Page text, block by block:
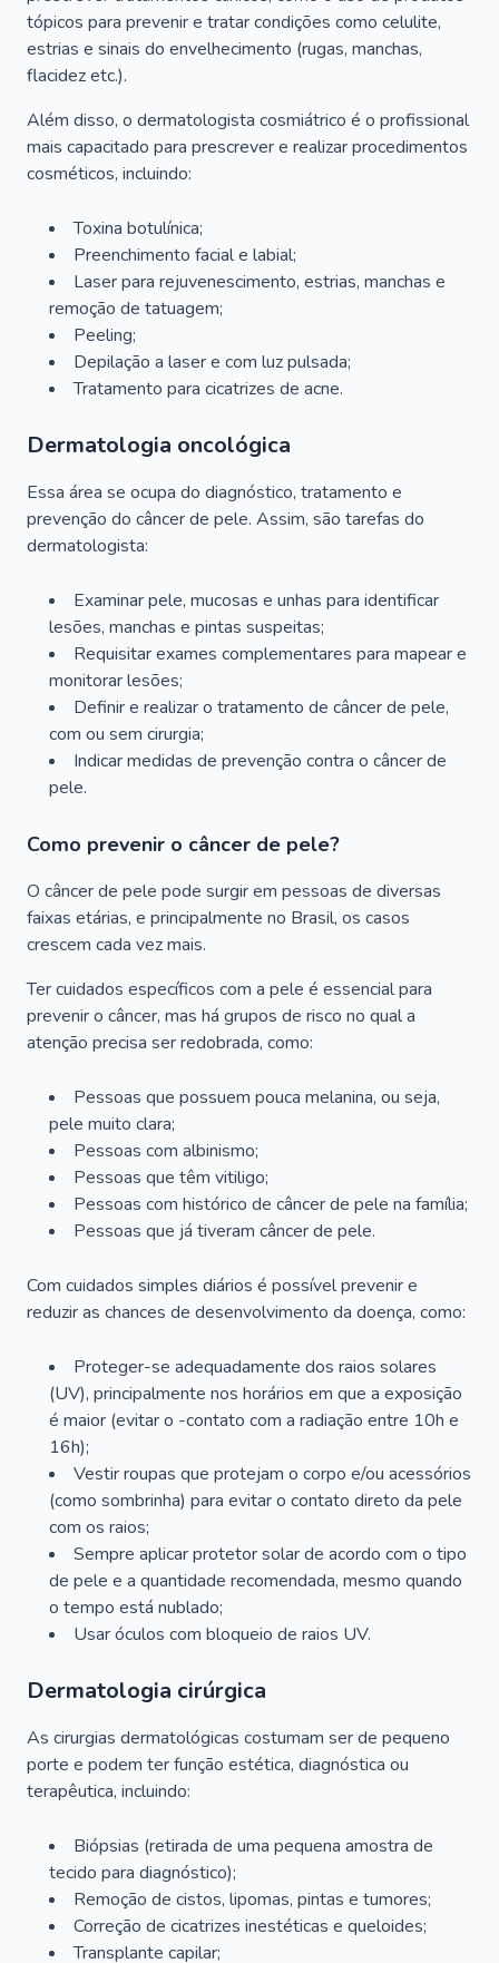
tópicos para prevenir e tratar condições como celulite,
estrias e sinais do envelhecimento (rugas, manchas,
flacidez etc.).
Além disso, o dermatologista cosmiátrico é o profissional
mais capacitado para prescrever e realizar procedimentos
cosméticos, incluindo:
Toxina botulínica;
Preenchimento facial e labial;
Laser para rejuvenescimento, estrias, manchas e
remoção de tatuagem;
Peeling;
Depilação a laser e com luz pulsada;
Tratamento para cicatrizes de acne.
Dermatologia oncológica
Essa área se ocupa do diagnóstico, tratamento e
prevenção do câncer de pele. Assim, são tarefas do
dermatologista:
Examinar pele, mucosas e unhas para identificar
lesões, manchas e pintas suspeitas;
Requisitar exames complementares para mapear e
monitorar lesões;
Definir e realizar o tratamento de câncer de pele,
com ou sem cirurgia;
Indicar medidas de prevenção contra o câncer de
pele.
Como prevenir o câncer de pele?
O câncer de pele pode surgir em pessoas de diversas
faixas etárias, e principalmente no Brasil, os casos
crescem cada vez mais.
Ter cuidados específicos com a pele é essencial para
prevenir o câncer, mas há grupos de risco no qual a
atenção precisa ser redobrada, como:
Pessoas que possuem pouca melanina, ou seja,
pele muito clara;
Pessoas com albinismo;
Pessoas que têm vitiligo;
Pessoas com histórico de câncer de pele na família;
Pessoas que já tiveram câncer de pele.
Com cuidados simples diários é possível prevenir e
reduzir as chances de desenvolvimento da doença, como:
Proteger-se adequadamente dos raios solares
(UV), principalmente nos horários em que a exposição
é maior (evitar o -contato com a radiação entre 10h e
16h);
Vestir roupas que protejam o corpo e/ou acessórios
(como sombrinha) para evitar o contato direto da pele
com os raios;
Sempre aplicar protetor solar de acordo com o tipo
de pele e a quantidade recomendada, mesmo quando
o tempo está nublado;
Usar óculos com bloqueio de raios UV.
Dermatologia cirúrgica
As cirurgias dermatológicas costumam ser de pequeno
porte e podem ter função estética, diagnóstica ou
terapêutica, incluindo:
Biópsias (retirada de uma pequena amostra de
tecido para diagnóstico);
Remoção de cistos, lipomas, pintas e tumores;
Correção de cicatrizes inestéticas e queloides;
Transplante capilar;